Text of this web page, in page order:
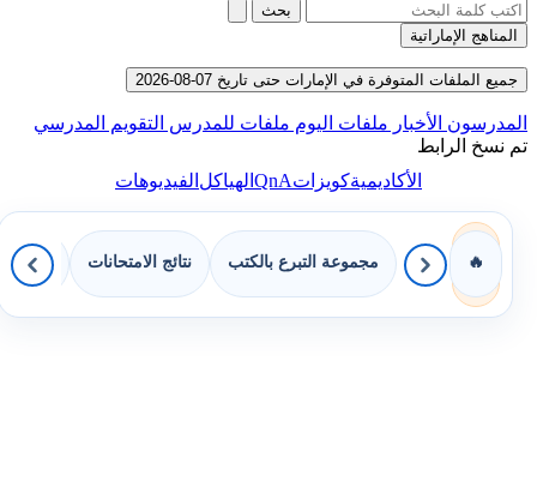
بحث
المناهج الإماراتية
جميع الملفات المتوفرة في الإمارات حتى تاريخ 07-08-2026
المدرسون الأخبار ملفات اليوم ملفات للمدرس التقويم المدرسي
تم نسخ الرابط
الأكاديميةكويزاتQnAالهياكلالفيديوهات
🔥 مجموعة التبرع بالكتب نتائج الامتحانات